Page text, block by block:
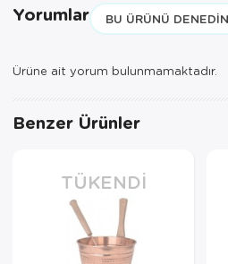
Yorumlar BU ÜRÜNÜ
Ürüne ait yorum bulunmamaktadır.
Benzer Ürünler
TÜKENDI